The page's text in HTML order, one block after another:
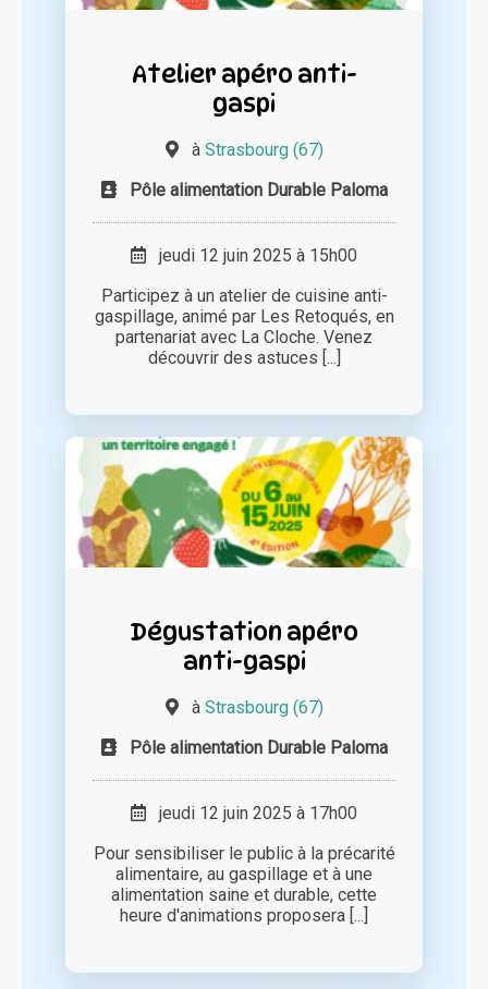
Atelier apéro anti-
gaspi
à Strasbourg (67)
Pôle alimentation Durable Paloma
jeudi 12 juin 2025 à 15h00
Participez à un atelier de cuisine anti-
gaspillage, animé par Les Retoqués, en
partenariat avec La Cloche. Venez
découvrir des astuces [...]
Dégustation apéro
anti-gaspi
à Strasbourg (67)
Pôle alimentation Durable Paloma
jeudi 12 juin 2025 à 17h00
Pour sensibiliser le public à la précarité
alimentaire, au gaspillage et à une
alimentation saine et durable, cette
heure d'animations proposera [...]